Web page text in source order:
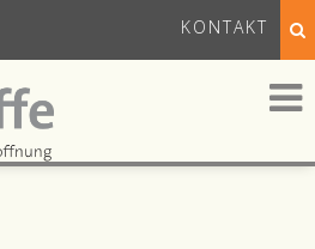
KONTAKT